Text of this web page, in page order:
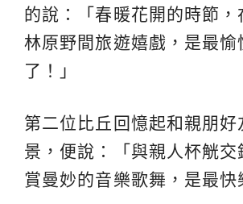
的說：「春暖花開的時節，
林原野間旅遊嬉戲，是最愉
了！」
第二位比丘回憶起和親朋好
景，便說：「與親人杯觥交
賞曼妙的音樂歌舞，是最快